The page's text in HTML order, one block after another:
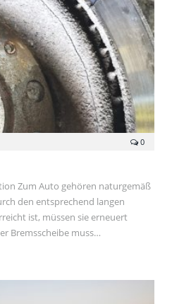
0
Zum Auto gehören naturgemäß
den entsprechend langen
ist, müssen sie erneuert
Bremsscheibe muss…